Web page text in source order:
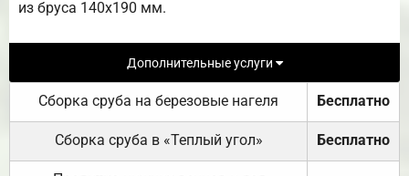
из бруса 140х190 мм.
Дополнительные услуги
Сборка сруба на березовые нагеля Бесплатно
Сборка сруба в «Теплый угол» Бесплатно